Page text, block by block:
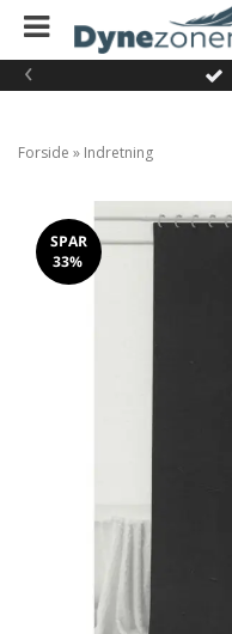
‹
Forside » Indretning
SPAR
33%